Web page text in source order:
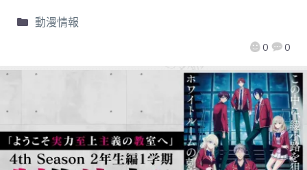
0 0
動漫情報